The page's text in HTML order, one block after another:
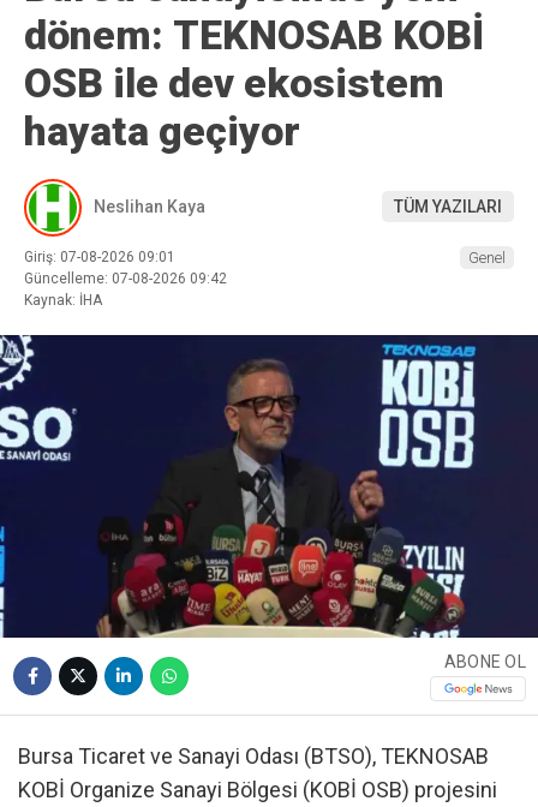
dönem: TEKNOSAB KOBİ
OSB ile dev ekosistem
hayata geçiyor
Neslihan Kaya TÜM YAZILARI
Giriş: 07-08-2026 09:01
Güncelleme: 07-08-2026 09:42
Kaynak: İHA
Genel
ABONE OL
Bursa Ticaret ve Sanayi Odası (BTSO), TEKNOSAB
KOBİ Organize Sanayi Bölgesi (KOBİ OSB) projesini